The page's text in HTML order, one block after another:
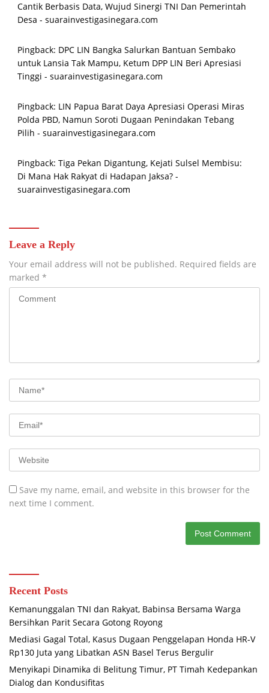
Cantik Berbasis Data, Wujud Sinergi TNI Dan Pemerintah
Desa - suarainvestigasinegara.com
Pingback: DPC LIN Bangka Salurkan Bantuan Sembako
untuk Lansia Tak Mampu, Ketum DPP LIN Beri Apresiasi
Tinggi - suarainvestigasinegara.com
Pingback: LIN Papua Barat Daya Apresiasi Operasi Miras
Polda PBD, Namun Soroti Dugaan Penindakan Tebang
Pilih - suarainvestigasinegara.com
Pingback: Tiga Pekan Digantung, Kejati Sulsel Membisu:
Di Mana Hak Rakyat di Hadapan Jaksa? -
suarainvestigasinegara.com
Leave a Reply
Your email address will not be published. Required fields are
marked *
Save my name, email, and website in this browser for the
next time I comment.
Recent Posts
Kemanunggalan TNI dan Rakyat, Babinsa Bersama Warga
Bersihkan Parit Secara Gotong Royong
Mediasi Gagal Total, Kasus Dugaan Penggelapan Honda HR-V
Rp130 Juta yang Libatkan ASN Basel Terus Bergulir
Menyikapi Dinamika di Belitung Timur, PT Timah Kedepankan
Dialog dan Kondusifitas